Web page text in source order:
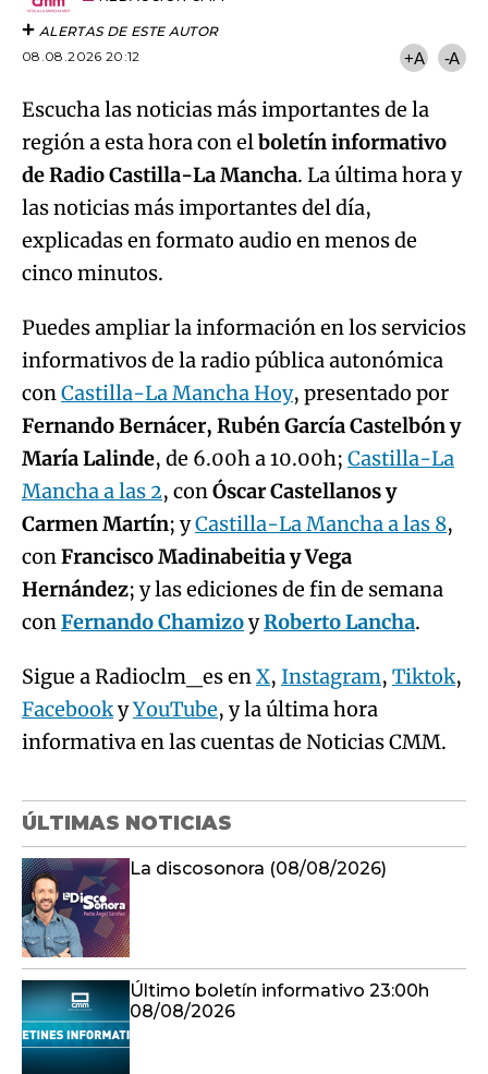
ALERTAS DE ESTE AUTOR
08.08.2026 20:12
+A -A
Escucha las noticias más importantes de la
región a esta hora con elboletín informativo
de Radio Castilla-La Mancha. La última hora y
las noticias más importantes del día,
explicadas en formato audio en menos de
cinco minutos.
Puedes ampliar la información en los servicios
informativos de la radio pública autonómica
conCastilla-La Mancha Hoy, presentado por
Fernando Bernácer, Rubén García Castelbón y
María Lalinde, de 6.00h a 10.00h; Castilla-La
Mancha a las 2, conÓscar Castellanos y
Carmen Martín; yCastilla-La Mancha a las 8,
conFrancisco Madinabeitia y Vega
Hernández; y las ediciones de fin de semana
conFernando ChamizoyRoberto Lancha.
Sigue a Radioclm_es enX, Instagram, Tiktok,
FacebookyYouTube, y la última hora
informativa en las cuentas de Noticias CMM.
ÚLTIMAS NOTICIAS
La discosonora (08/08/2026)
Último boletín informativo 23:00h
08/08/2026